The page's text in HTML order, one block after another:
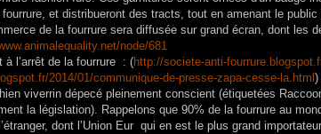
et distribueront des tracts, tout en amenant le
de la fourrure sera diffusée sur grand écran, dont les
node/681
à l’arrêt de la fourrure : (http://societe-anti-
2014/01/communique-de-presse-zapa-cesse-la.html )
viverrin dépecé pleinement conscient (étiquetées
la législation). Rappelons que 90% de la fourrure au
dont l’Union Eur qui en est le plus grand